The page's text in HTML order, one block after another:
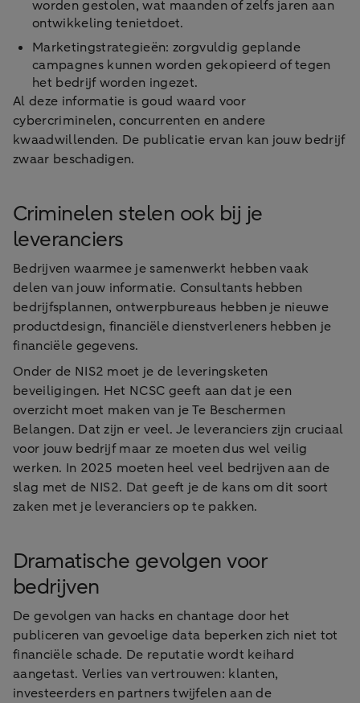
worden gestolen, wat maanden of zelfs jaren aan
ontwikkeling tenietdoet.
Marketingstrategieën: zorgvuldig geplande
campagnes kunnen worden gekopieerd of tegen
het bedrijf worden ingezet.
Al deze informatie is goud waard voor
cybercriminelen, concurrenten en andere
kwaadwillenden. De publicatie ervan kan jouw bedrijf
zwaar beschadigen.
Criminelen stelen ook bij je
leveranciers
Bedrijven waarmee je samenwerkt hebben vaak
delen van jouw informatie. Consultants hebben
bedrijfsplannen, ontwerpbureaus hebben je nieuwe
productdesign, financiële dienstverleners hebben je
financiële gegevens.
Onder de NIS2 moet je de leveringsketen
beveiligingen. Het NCSC geeft aan dat je een
overzicht moet maken van je Te Beschermen
Belangen. Dat zijn er veel. Je leveranciers zijn cruciaal
voor jouw bedrijf maar ze moeten dus wel veilig
werken. In 2025 moeten heel veel bedrijven aan de
slag met de NIS2. Dat geeft je de kans om dit soort
zaken met je leveranciers op te pakken.
Dramatische gevolgen voor
bedrijven
De gevolgen van hacks en chantage door het
publiceren van gevoelige data beperken zich niet tot
financiële schade. De reputatie wordt keihard
aangetast. Verlies van vertrouwen: klanten,
investeerders en partners twijfelen aan de